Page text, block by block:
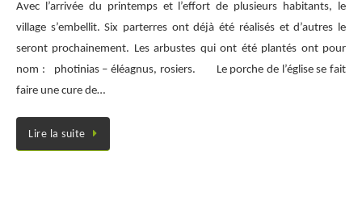
Avec l’arrivée du printemps et l’effort de plusieurs habitants, le
village s’embellit. Six parterres ont déjà été réalisés et d’autres le
seront prochainement. Les arbustes qui ont été plantés ont pour
nom : photinias – éléagnus, rosiers. Le porche de l’église se fait
faire une cure de…
Lire la suite